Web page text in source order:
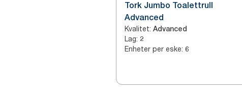
Tork Jumbo Toalettrull
Advanced
Kvalitet: Advanced
Lag: 2
Enheter per eske: 6